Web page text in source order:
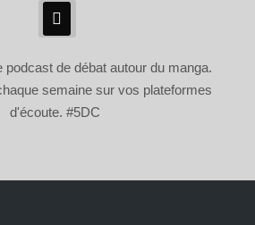
podcast de débat autour du manga.
semaine sur vos plateformes
d'écoute. #5DC